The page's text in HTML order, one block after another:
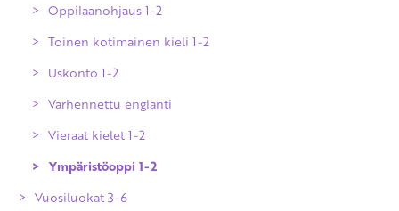
Oppilaanohjaus 1-2
Toinen kotimainen kieli 1-2
Uskonto 1-2
Evankelis-luterilainen uskonto 1-2
Islam 1-2
Katolinen uskonto 1-2
Ortodoksinen uskonto 1-2
Varhennettu englanti
Vieraat kielet 1-2
Ympäristöoppi 1-2
Vuosiluokat 3-6